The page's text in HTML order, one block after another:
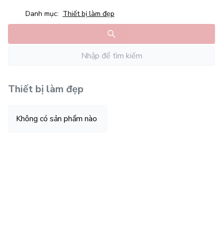
Danh mục: Thiết bị làm đẹp
Thiết bị làm đẹp
Không có sản phẩm nào